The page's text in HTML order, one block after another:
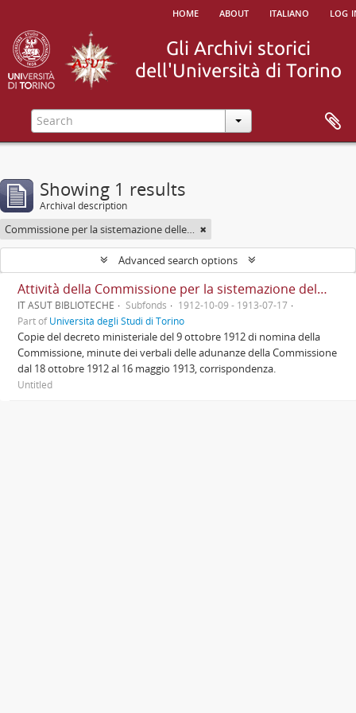
home about italiano log
Showing 1 results
Archival description
Commissione per la sistemazione delle Biblioteche Nazionale e Civica di Torino nel palazzo del Debito pubblico
Advanced search options
Attività della Commissione per la sistemazione delle Biblioteche Nazionale e Civica nel palazzo del Debito pubblico
IT ASUT BIBLIOTECHE Subfonds
1912-10-09 - 1913-07-17
Part ofUniversità degli Studi di Torino
Copie del decreto ministeriale del 9 ottobre 1912 di nomina della
Commissione, minute dei verbali delle adunanze della Commissione
dal 18 ottobre 1912 al 16 maggio 1913, corrispondenza.
Untitled